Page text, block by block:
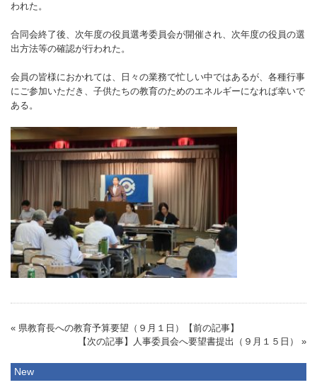
われた。
合同会終了後、次年度の役員選考委員会が開催され、次年度の役員の選
出方法等の確認が行われた。
会員の皆様におかれては、日々の業務で忙しい中ではあるが、各種行事
にご参加いただき、子供たちの教育のためのエネルギーになれば幸いで
ある。
« 県教育長への教育予算要望（９月１日）【前の記事】
【次の記事】人事委員会へ要望書提出（９月１５日） »
New